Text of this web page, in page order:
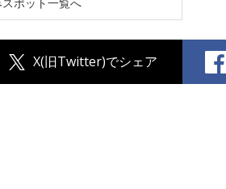
ポット一覧へ
X(旧Twitter)でシェア